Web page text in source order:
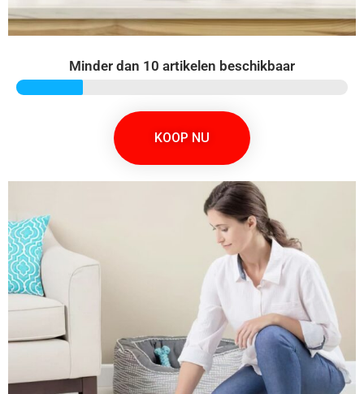
Minder dan 10 artikelen beschikbaar
KOOP NU